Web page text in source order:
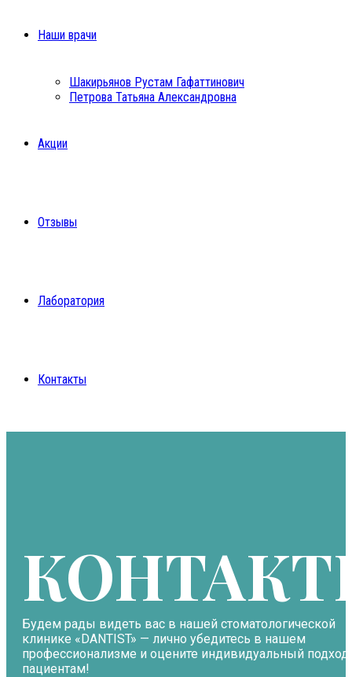
Наши врачи
Шакирьянов Рустам Гафаттинович
Петрова Татьяна Александровна
Акции
Отзывы
Лаборатория
Контакты
Будем рады видеть вас в нашей стоматологической
клинике «DANTIST» — лично убедитесь в нашем
профессионализме и оцените индивидуальный подход
пациентам!